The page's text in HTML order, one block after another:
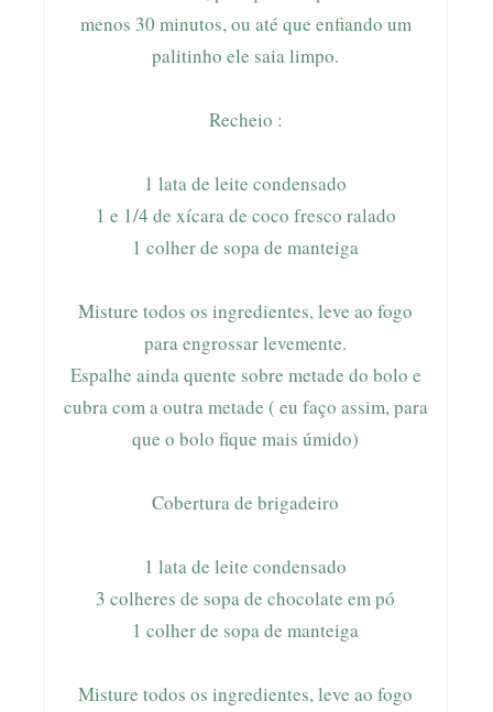
menos 30 minutos, ou até que enfiando um
palitinho ele saia limpo.
Recheio :
1 lata de leite condensado
1 e 1/4 de xícara de coco fresco ralado
1 colher de sopa de manteiga
Misture todos os ingredientes, leve ao fogo
para engrossar levemente.
Espalhe ainda quente sobre metade do bolo e
cubra com a outra metade ( eu faço assim, para
que o bolo fique mais úmido)
Cobertura de brigadeiro
1 lata de leite condensado
3 colheres de sopa de chocolate em pó
1 colher de sopa de manteiga
Misture todos os ingredientes, leve ao fogo